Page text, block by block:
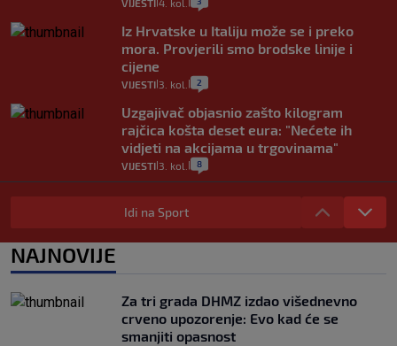
VIJESTI 4. kol.
Iz Hrvatske u Italiju može se i preko
mora. Provjerili smo brodske linije i
cijene
VIJESTI 3. kol. 2
Uzgajivač objasnio zašto kilogram
rajčica košta deset eura: "Nećete ih
vidjeti na akcijama u trgovinama"
VIJESTI 3. kol. 8
Selidba je jedno od stresnijih iskustava.
Evo aktualnih cijena i nekoliko savjeta
0
automobilom na Hvar iz Zagreba, a
koliko iz Osijeka
2. kol. 14
Idi na Sport
NAJNOVIJE
Za tri grada DHMZ izdao višednevno
crveno upozorenje: Evo kad će se
smanjiti opasnost